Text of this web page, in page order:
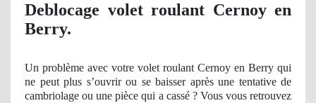
Deblocage volet roulant Cernoy en
Berry.
Un problème avec votre volet roulant Cernoy en Berry qui
ne peut plus s’ouvrirou se baisser après une tentative de
cambriolage ou une pièce qui a cassé ? Vous vous retrouvez